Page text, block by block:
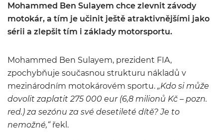
Mohammed Ben Sulayem chce zlevnit závody
motokár, a tím je učinit ještě atraktivnějšími jako
sérii a zlepšit tím i základy motorsportu.
Mohammed Ben Sulayem, prezident FIA,
zpochybňuje současnou strukturu nákladů v
mezinárodním motokárovém sportu. „Kdo si může
dovolit zaplatit 275 000 eur (6,8 milionů Kč – pozn.
red.) za sezónu za své desetileté dítě? Je to
nemožné,“řekl.